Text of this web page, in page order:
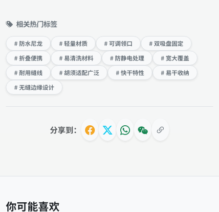
相关热门标签
# 防水尼龙 # 轻量材质 # 可调领口
# 双吸盘固定
# 折叠便携
# 易清洗材料 # 防静电处理
# 宽大覆盖
# 耐用缝线
# 胡须适配广泛 # 快干特性
# 易干收纳
# 无缝边缘设计
分享到：
你可能喜欢